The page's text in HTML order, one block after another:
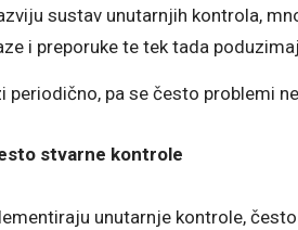
sustav unutarnjih kontrola,
i preporuke te tek tada
periodično, pa se često problemi
stvarne kontrole
unutarnje kontrole,